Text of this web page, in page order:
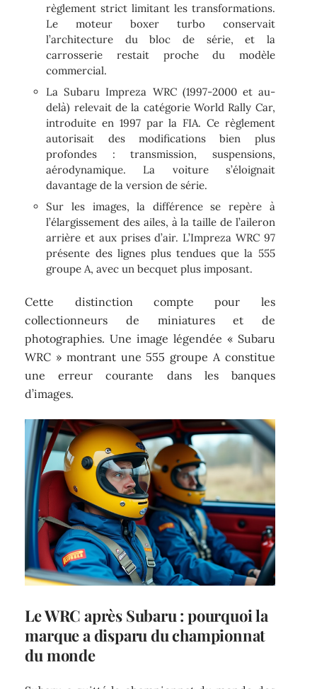
règlement strict limitant les transformations.
Le moteur boxer turbo conservait
l’architecture du bloc de série, et la
carrosserie restait proche du modèle
commercial.
La Subaru Impreza WRC (1997-2000 et au-
delà) relevait de la catégorie World Rally Car,
introduite en 1997 par la FIA. Ce règlement
autorisait des modifications bien plus
profondes : transmission, suspensions,
aérodynamique. La voiture s’éloignait
davantage de la version de série.
Sur les images, la différence se repère à
l’élargissement des ailes, à la taille de l’aileron
arrière et aux prises d’air. L’Impreza WRC 97
présente des lignes plus tendues que la 555
groupe A, avec un becquet plus imposant.
Cette distinction compte pour les
collectionneurs de miniatures et de
photographies. Une image légendée « Subaru
WRC » montrant une 555 groupe A constitue
une erreur courante dans les banques
d’images.
Le WRC après Subaru : pourquoi la
marque a disparu du championnat
du monde